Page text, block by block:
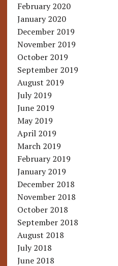
February 2020
January 2020
December 2019
November 2019
October 2019
September 2019
August 2019
July 2019
June 2019
May 2019
April 2019
March 2019
February 2019
January 2019
December 2018
November 2018
October 2018
September 2018
August 2018
July 2018
June 2018